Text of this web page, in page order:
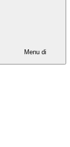
Menu di